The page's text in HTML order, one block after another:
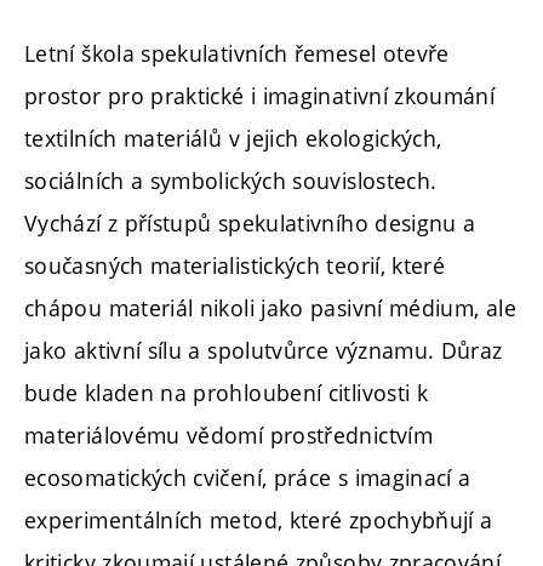
Letní škola spekulativních řemesel otevře
prostor pro praktické i imaginativní zkoumání
textilních materiálů v jejich ekologických,
sociálních a symbolických souvislostech.
Vychází z přístupů spekulativního designu a
současných materialistických teorií, které
chápou materiál nikoli jako pasivní médium, ale
jako aktivní sílu a spolutvůrce významu. Důraz
bude kladen na prohloubení citlivosti k
materiálovému vědomí prostřednictvím
ecosomatických cvičení, práce s imaginací a
experimentálních metod, které zpochybňují a